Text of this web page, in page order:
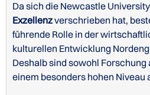
Da sich die Newcastle
Exzellenzverschrieben hat,
führende Rolle in der
kulturellen Entwicklung
Deshalb sind sowohl Forschung
einem besonders hohen Niveau